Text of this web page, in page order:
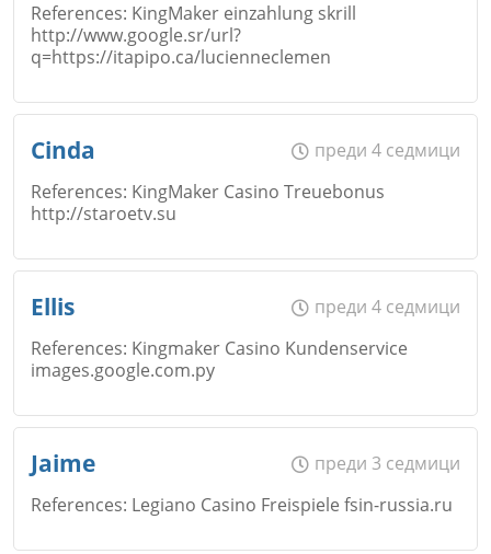
Коментар*
Email
Коментар*
References: KingMaker einzahlung skrill
http://www.google.sr/url?
q=https://itapipo.ca/lucienneclemen
Email
Коментар*
Cinda
преди 4 седмици
References: KingMaker Casino Treuebonus
http://staroetv.su
Email
Ellis
преди 4 седмици
References: Kingmaker Casino Kundenservice
images.google.com.py
Jaime
преди 3 седмици
References: Legiano Casino Freispiele fsin-russia.ru